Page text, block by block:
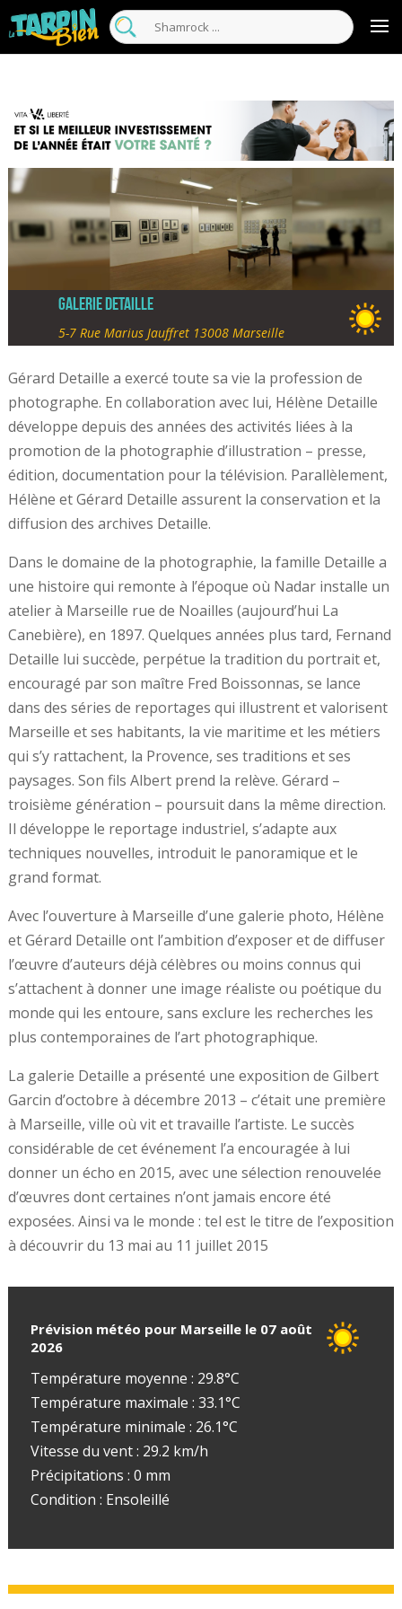
Galerie Detaille
5-7 Rue Marius Jauffret 13008 Marseille
Gérard Detaille a exercé toute sa vie la profession de
photographe. En collaboration avec lui, Hélène Detaille
développe depuis des années des activités liées à la
promotion de la photographie d’illustration – presse,
édition, documentation pour la télévision. Parallèlement,
Hélène et Gérard Detaille assurent la conservation et la
diffusion des archives Detaille.
Dans le domaine de la photographie, la famille Detaille a
une histoire qui remonte à l’époque où Nadar installe un
atelier à Marseille rue de Noailles (aujourd’hui La
Canebière), en 1897. Quelques années plus tard, Fernand
Detaille lui succède, perpétue la tradition du portrait et,
encouragé par son maître Fred Boissonnas, se lance
dans des séries de reportages qui illustrent et valorisent
Marseille et ses habitants, la vie maritime et les métiers
qui s’y rattachent, la Provence, ses traditions et ses
paysages. Son fils Albert prend la relève. Gérard –
troisième génération – poursuit dans la même direction.
Il développe le reportage industriel, s’adapte aux
techniques nouvelles, introduit le panoramique et le
grand format.
Avec l’ouverture à Marseille d’une galerie photo, Hélène
et Gérard Detaille ont l’ambition d’exposer et de diffuser
l’œuvre d’auteurs déjà célèbres ou moins connus qui
s’attachent à donner une image réaliste ou poétique du
monde qui les entoure, sans exclure les recherches les
plus contemporaines de l’art photographique.
La galerie Detaille a présenté une exposition de Gilbert
Garcin d’octobre à décembre 2013 – c’était une première
à Marseille, ville où vit et travaille l’artiste. Le succès
considérable de cet événement l’a encouragée à lui
donner un écho en 2015, avec une sélection renouvelée
d’œuvres dont certaines n’ont jamais encore été
exposées. Ainsi va le monde : tel est le titre de l’exposition
à découvrir du 13 mai au 11 juillet 2015
Prévision météo pour Marseille le 07 août
2026
Température moyenne : 29.8°C
Température maximale : 33.1°C
Température minimale : 26.1°C
Vitesse du vent : 29.2 km/h
Précipitations : 0 mm
Condition : Ensoleillé